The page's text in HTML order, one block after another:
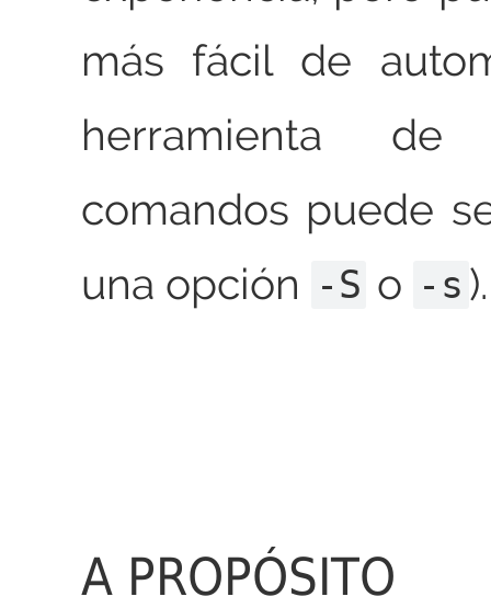
más fácil de
herramienta
comandos puede
una opción -S o -s ).
A PROPÓSITO